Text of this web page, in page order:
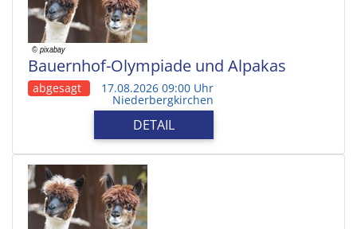
Bauernhof-Olympiade und Alpakas
abgesagt 17.08.2026 09:00 Uhr
Niederbergkirchen
DETAIL